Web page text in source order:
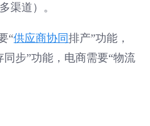
渠道）。
“供应商协同排产”功能，
步”功能，电商需要“物流